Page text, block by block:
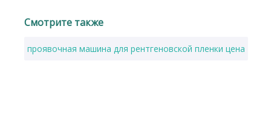
Смотрите также
проявочная машина для рентгеновской пленки цена